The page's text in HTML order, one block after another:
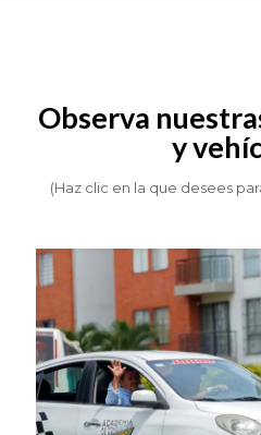
Observa
y
(Haz clic en la que desees